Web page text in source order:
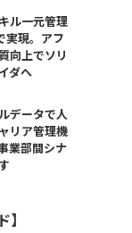
ル一元管理
現。アフ
向上でソリ
ダへ
データで人
リア管理機
業部間シナ